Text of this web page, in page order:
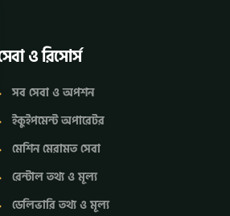
ও রিসোর্স
সব সেবা ও অপশন
ইকুইপমেন্ট অপারেটর
মেশিন মেরামত সেবা
রেন্টাল তথ্য ও মূল্য
ডেলিভারি তথ্য ও মূল্য